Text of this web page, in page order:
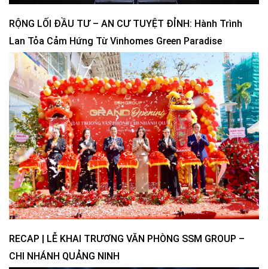
RỘNG LỐI ĐẦU TƯ – AN CƯ TUYỆT ĐỈNH: Hành Trình
Lan Tỏa Cảm Hứng Từ Vinhomes Green Paradise
RECAP | LỄ KHAI TRƯƠNG VĂN PHÒNG SSM GROUP –
CHI NHÁNH QUẢNG NINH